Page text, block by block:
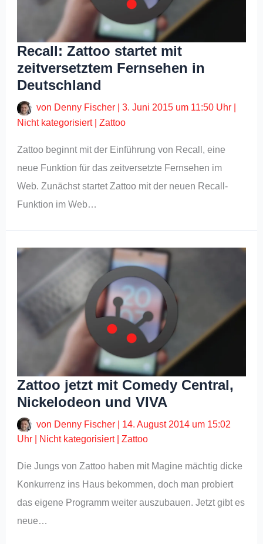
Recall: Zattoo startet mit
zeitversetztem Fernsehen in
Deutschland
von Denny Fischer |3. Juni 2015 um 11:50 Uhr
Nicht kategorisiert|Zattoo
Zattoo beginnt mit der Einführung von Recall, eine
neue Funktion für das zeitversetzte Fernsehen im
Web. Zunächst startet Zattoo mit der neuen Recall-
Funktion im Web…
Zattoo jetzt mit Comedy Central,
Nickelodeon und VIVA
von Denny Fischer
14. August 2014 um 15:02
Uhr
Nicht kategorisiert|Zattoo
Die Jungs von Zattoo haben mit Magine mächtig dicke
Konkurrenz ins Haus bekommen, doch man probiert
das eigene Programm weiter auszubauen. Jetzt gibt es
neue…